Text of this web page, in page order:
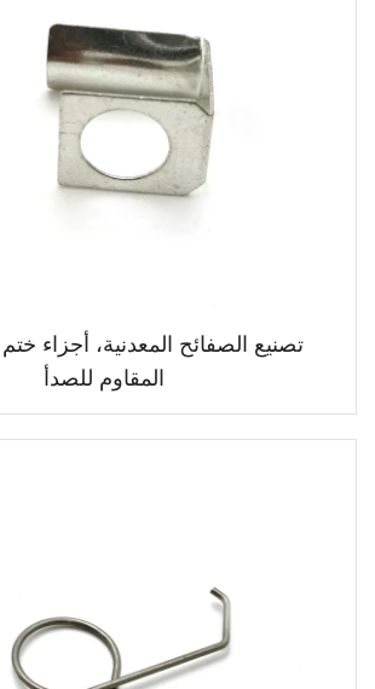
تصنيع الصفائح المعدنية، أجزاء
المقاوم للصدأ